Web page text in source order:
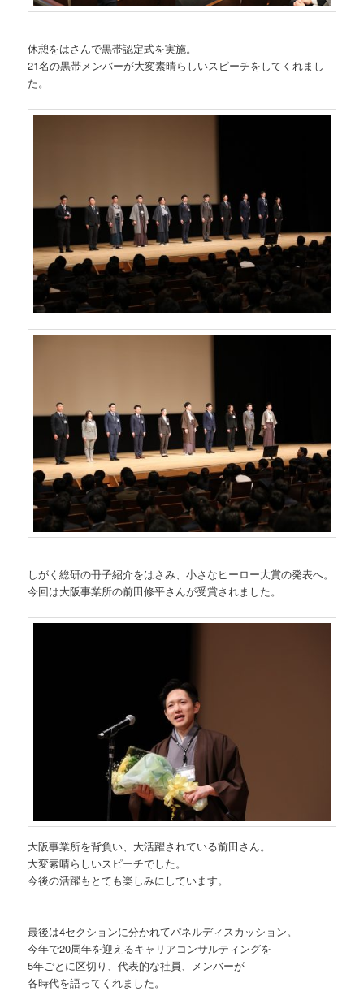
休憩をはさんで黒帯認定式を実施。
21名の黒帯メンバーが大変素晴らしいスピーチをしてくれまし
た。
しがく総研の冊子紹介をはさみ、小さなヒーロー大賞の発表へ。
今回は大阪事業所の前田修平さんが受賞されました。
大阪事業所を背負い、大活躍されている前田さん。
大変素晴らしいスピーチでした。
今後の活躍もとても楽しみにしています。
最後は4セクションに分かれてパネルディスカッション。
今年で20周年を迎えるキャリアコンサルティングを
5年ごとに区切り、代表的な社員、メンバーが
各時代を語ってくれました。